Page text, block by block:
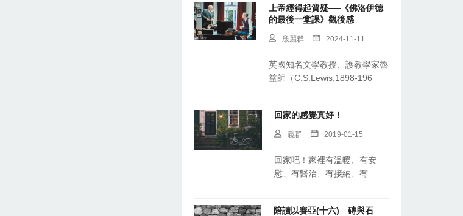
上帝經得起質疑──《佛洛伊德
的最後一堂課》觀後感
殷麗群 2024-11-11
英國知名文學教授、護教學家魯
益師（C.S.Lewis,1898-196
回家的感覺真好！
義群 2019-01-15
回家吧！家裡有溫暖、有安
慰、有醫治、有接納、有
陪讀以賽亞(十六) 磚與石